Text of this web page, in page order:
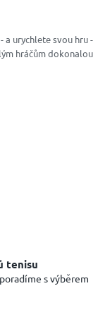
a urychlete svou hru -
hráčům dokonalou
tenisu
s výběrem